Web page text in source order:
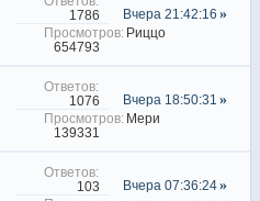
1786
654793
Вчера 21:42:16
Риццо
1076
139331
Вчера 18:50:31
Мери
103
Вчера 07:36:24